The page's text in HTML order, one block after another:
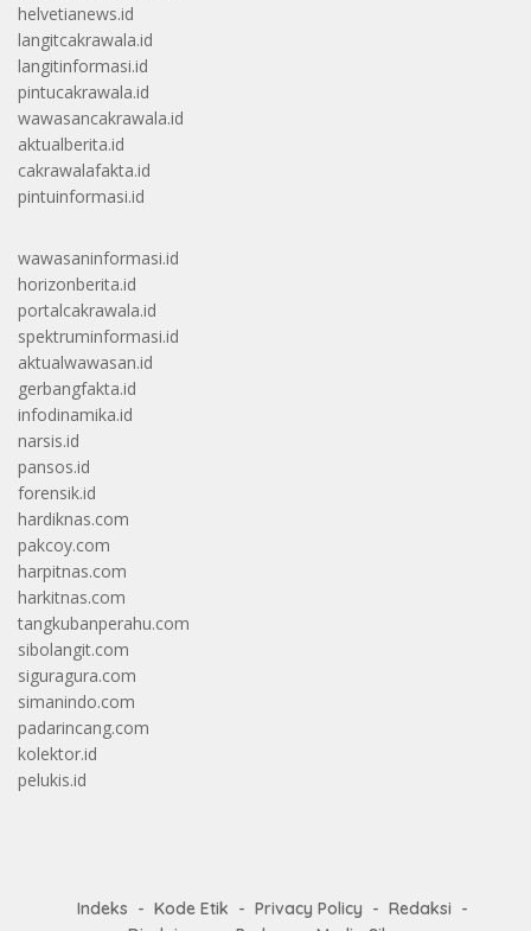
helvetianews.id
langitcakrawala.id
langitinformasi.id
pintucakrawala.id
wawasancakrawala.id
aktualberita.id
cakrawalafakta.id
pintuinformasi.id
wawasaninformasi.id
horizonberita.id
portalcakrawala.id
spektruminformasi.id
aktualwawasan.id
gerbangfakta.id
infodinamika.id
narsis.id
pansos.id
forensik.id
hardiknas.com
pakcoy.com
harpitnas.com
harkitnas.com
tangkubanperahu.com
sibolangit.com
siguragura.com
simanindo.com
padarincang.com
kolektor.id
pelukis.id
Indeks Kode Etik Privacy Policy
Redaksi